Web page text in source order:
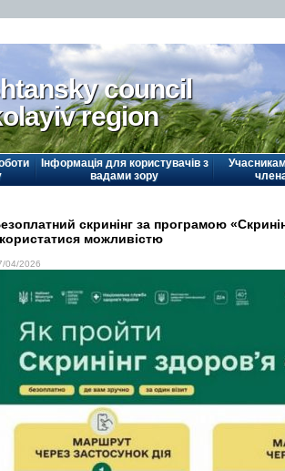
council
region
Інформація для користувачів з
вадами зору
скринінг за програмою
можливістю
04/2026